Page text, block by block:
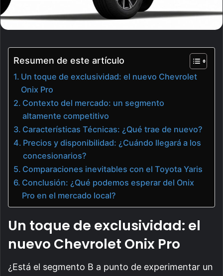
Resumen de este artículo
Un toque de exclusividad: el nuevo Chevrolet
Onix Pro
Contexto del mercado: un segmento
altamente competitivo
Características Técnicas: ¿Qué trae de nuevo?
Precios y disponibilidad: ¿Cuándo llegará a los
concesionarios?
Comparaciones inevitables con el Toyota Yaris
Conclusión: ¿Qué podemos esperar del Onix
Pro en el mercado local?
Un toque de exclusividad: el
nuevo Chevrolet Onix Pro
¿Está el segmento B a punto de experimentar un